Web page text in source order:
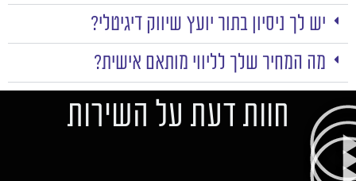
יש לך ניסיון בתור יועץ שיווק דיגיטלי?
מה המחיר שלך לליווי מותאם אישית?
חוות דעת על השירות